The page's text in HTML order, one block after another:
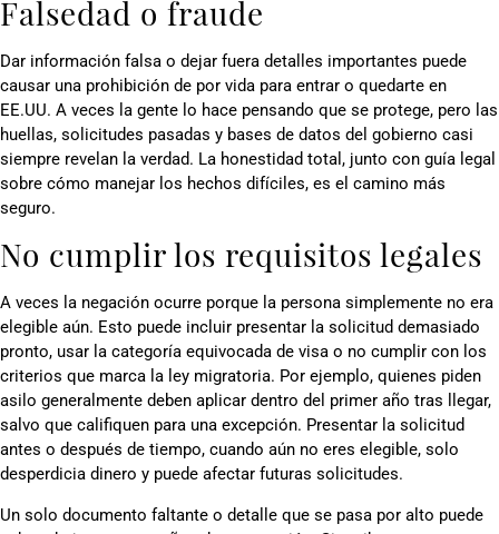
Falsedad o fraude
Dar información falsa o dejar fuera detalles importantes puede
causar una prohibición de por vida para entrar o quedarte en
EE.UU. A veces la gente lo hace pensando que se protege, pero las
huellas, solicitudes pasadas y bases de datos del gobierno casi
siempre revelan la verdad. La honestidad total, junto con guía legal
sobre cómo manejar los hechos difíciles, es el camino más
seguro.
No cumplir los requisitos legales
A veces la negación ocurre porque la persona simplemente no era
elegible aún. Esto puede incluir presentar la solicitud demasiado
pronto, usar la categoría equivocada de visa o no cumplir con los
criterios que marca la ley migratoria. Por ejemplo, quienes piden
asilo generalmente deben aplicar dentro del primer año tras llegar,
salvo que califiquen para una excepción. Presentar la solicitud
antes o después de tiempo, cuando aún no eres elegible, solo
desperdicia dinero y puede afectar futuras solicitudes.
Un solo documento faltante o detalle que se pasa por alto puede